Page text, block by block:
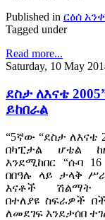
Published in ርዕሰ
Tagged under
Read more...
Saturday, 10 May
ደስታ ለእናቴ
ይከበራል
“5ኛው “ደስታ ለእናቴ
በካፒታል ሆቴል
እንደሚከበር “ሱባ 16
በበዓሉ ላይ ታላቅ
እናቶች ሽልማት
በተለያዩ ስፍራዎች
ለመደገፍ እንደታሰበ